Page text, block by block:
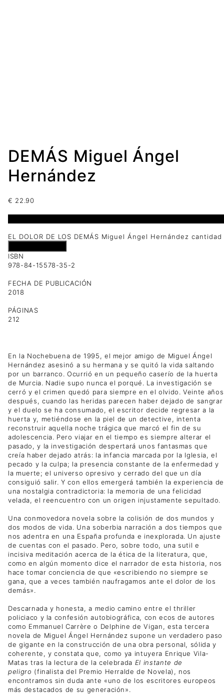
DEMÁS Miguel Ángel
Hernández
€ 22.90
EL DOLOR DE LOS DEMÁS Miguel Ángel Hernández cantidad
ISBN
978-84-15578-35-2
FECHA DE PUBLICACIÓN
2018
PÁGINAS
212
En la Nochebuena de 1995, el mejor amigo de Miguel Ángel
Hernández asesinó a su hermana y se quitó la vida saltando
por un barranco. Ocurrió en un pequeño caserío de la huerta
de Murcia. Nadie supo nunca el porqué. La investigación se
cerró y el crimen quedó para siempre en el olvido. Veinte años
después, cuando las heridas parecen haber dejado de sangrar
y el duelo se ha consumado, el escritor decide regresar a la
huerta y, metiéndose en la piel de un detective, intenta
reconstruir aquella noche trágica que marcó el fin de su
adolescencia. Pero viajar en el tiempo es siempre alterar el
pasado, y la investigación despertará unos fantasmas que
creía haber dejado atrás: la infancia marcada por la Iglesia, el
pecado y la culpa; la presencia constante de la enfermedad y
la muerte; el universo opresivo y cerrado del que un día
consiguió salir. Y con ellos emergerá también la experiencia de
una nostalgia contradictoria: la memoria de una felicidad
velada, el reencuentro con un origen injustamente sepultado.
Una conmovedora novela sobre la colisión de dos mundos y
dos modos de vida. Una soberbia narración a dos tiempos que
nos adentra en una España profunda e inexplorada. Un ajuste
de cuentas con el pasado. Pero, sobre todo, una sutil e
incisiva meditación acerca de la ética de la literatura, que,
como en algún momento dice el narrador de esta historia, nos
hace tomar conciencia de que «escribiendo no siempre se
gana, que a veces también naufragamos ante el dolor de los
demás».
Descarnada y honesta, a medio camino entre el thriller
policiaco y la confesión autobiográfica, con ecos de autores
como Emmanuel Carrère o Delphine de Vigan, esta tercera
novela de Miguel Ángel Hernández supone un verdadero paso
de gigante en la construcción de una obra personal, sólida y
coherente, y constata que, como ya intuyera Enrique Vila-
Matas tras la lectura de la celebrada El instante de
peligro (finalista del Premio Herralde de Novela), nos
encontramos sin duda ante «uno de los escritores europeos
más destacados de su generación».